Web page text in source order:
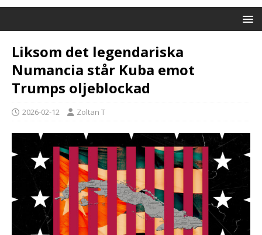
Liksom det legendariska
Numancia står Kuba emot
Trumps oljeblockad
2026-02-12 Zoltan T